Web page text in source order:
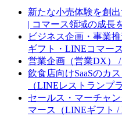
新たな小売体験を創
| コマース領域の成長
ビジネス企画・事業
ギフト・LINEコマー
営業企画（営業DX）
飲食店向けSaaSのカ
（LINEレストランプ
セールス・マーチャ
マース（LINEギフト /